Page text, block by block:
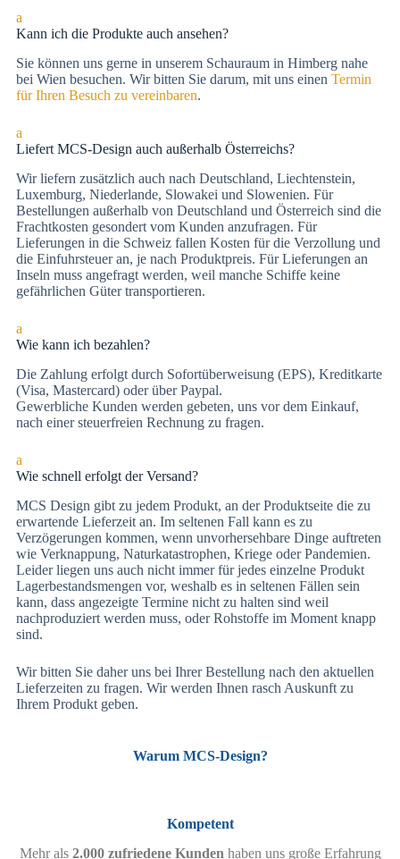
a
Kann ich die Produkte auch ansehen?
Sie können uns gerne in unserem Schauraum in Himberg nahe
bei Wien besuchen. Wir bitten Sie darum, mit uns einen Termin
für Ihren Besuch zu vereinbaren.
a
Liefert MCS-Design auch außerhalb Österreichs?
Wir liefern zusätzlich auch nach Deutschland, Liechtenstein,
Luxemburg, Niederlande, Slowakei und Slowenien. Für
Bestellungen außerhalb von Deutschland und Österreich sind die
Frachtkosten gesondert vom Kunden anzufragen. Für
Lieferungen in die Schweiz fallen Kosten für die Verzollung und
die Einfuhrsteuer an, je nach Produktpreis. Für Lieferungen an
Inseln muss angefragt werden, weil manche Schiffe keine
gefährlichen Güter transportieren.
a
Wie kann ich bezahlen?
Die Zah­lung er­folgt durch Sofortüberweisung (EPS), Kre­dit­kar­te
(Vi­sa, Mas­ter­card) oder über Paypal.
Gewerbliche Kunden werden gebeten, uns vor dem Einkauf,
nach einer steuerfreien Rechnung zu fragen.
a
Wie schnell erfolgt der Versand?
MCS Design gibt zu jedem Produkt, an der Produktseite die zu
erwartende Lieferzeit an. Im seltenen Fall kann es zu
Verzögerungen kommen, wenn unvorhersehbare Dinge auftreten
wie Verknappung, Naturkatastrophen, Kriege oder Pandemien.
Leider liegen uns auch nicht immer für jedes einzelne Produkt
Lagerbestandsmengen vor, weshalb es in seltenen Fällen sein
kann, dass angezeigte Termine nicht zu halten sind weil
nachproduziert werden muss, oder Rohstoffe im Moment knapp
sind.
Wir bitten Sie daher uns bei Ihrer Bestellung nach den aktuellen
Lieferzeiten zu fragen. Wir werden Ihnen rasch Auskunft zu
Ihrem Produkt geben.
Warum MCS-Design?
Kompetent
Mehr als 2.000 zufriedene Kunden haben uns große Erfahrung